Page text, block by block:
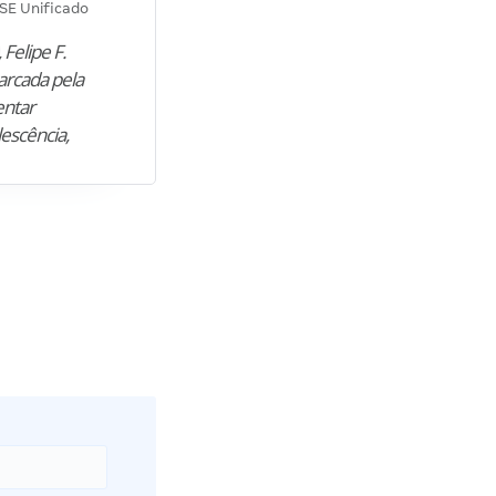
Unificado
Felipe F.
pela